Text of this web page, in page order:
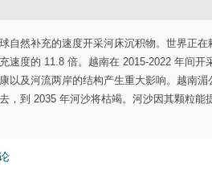
自然补充的速度开采河床沉积物。世界正
速度的 11.8 倍。越南在 2015-2022 年间
以及河流两岸的结构产生重大影响。越南
，到 2035 年河沙将枯竭。河沙因其颗粒